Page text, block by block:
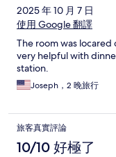
2025 年 10 月 7 日
使用 Google 翻譯
The room was locared
very helpful with
station.
Joseph，2 晚旅行
旅客真實評論
10/10 好極了